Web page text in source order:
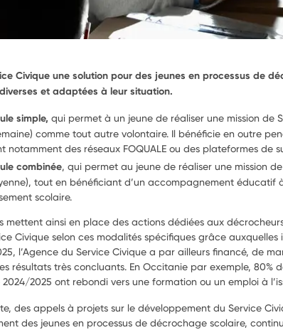
Civique une solution pour des jeunes en processus de
et adaptées à leur situation.
simple, qui permet à un jeune de réaliser une mission de
comme tout autre volontaire. Il bénéficie en outre
notamment des réseaux FOQUALE ou des plateformes de
combinée, qui permet au jeune de réaliser une mission
tout en bénéficiant d’un accompagnement
scolaire.
mettent ainsi en place des actions dédiées aux
Civique selon ces modalités spécifiques grâce
l’Agence du Service Civique a par ailleurs financé, de
résultats très concluants. En Occitanie par exemple, 80%
2024/2025 ont rebondi vers une formation ou un emploi à
des appels à projets sur le développement du Service
des jeunes en processus de décrochage scolaire,